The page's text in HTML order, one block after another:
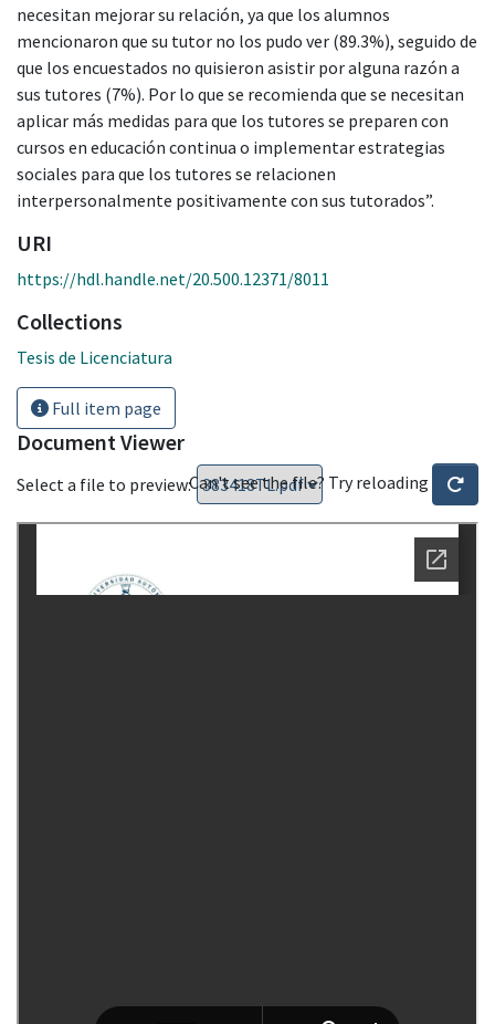
necesitan mejorar su relación, ya que los alumnos
mencionaron que su tutor no los pudo ver (89.3%), seguido de
que los encuestados no quisieron asistir por alguna razón a
sus tutores (7%). Por lo que se recomienda que se necesitan
aplicar más medidas para que los tutores se preparen con
cursos en educación continua o implementar estrategias
sociales para que los tutores se relacionen
interpersonalmente positivamente con sus tutorados”.
URI
https://hdl.handle.net/20.500.12371/8011
Collections
Tesis de Licenciatura
Full item page
Document Viewer
Select a file to preview:Can't see the file? Try reloading